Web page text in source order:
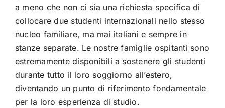
a meno che non ci sia una richiesta specifica di
collocare due studenti internazionali nello stesso
nucleo familiare, ma mai italiani e sempre in
stanze separate. Le nostre famiglie ospitanti sono
estremamente disponibili a sostenere gli studenti
durante tutto il loro soggiorno all’estero,
diventando un punto di riferimento fondamentale
per la loro esperienza di studio.